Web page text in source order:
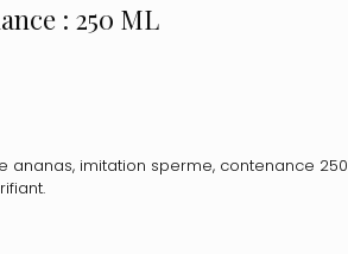
: 250 ML
ananas, imitation sperme, contenance 250